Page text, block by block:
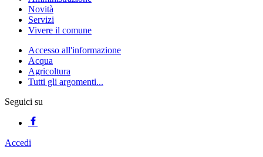
Novità
Servizi
Vivere il comune
Accesso all'informazione
Acqua
Agricoltura
Tutti gli argomenti...
Seguici su
Accedi